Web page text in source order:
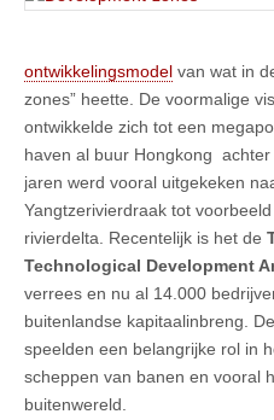
ontwikkelingsmodel van wat in
zones” heette. De voormalige
ontwikkelde zich tot een
haven al buur Hongkong
jaren werd vooral uitgekeken
Yangtzerivierdraak tot
rivierdelta. Recentelijk is het de
Technological Development
verrees en nu al 14.000
buitenlandse kapitaalinbreng.
speelden een belangrijke rol in
scheppen van banen en vooral
buitenwereld.